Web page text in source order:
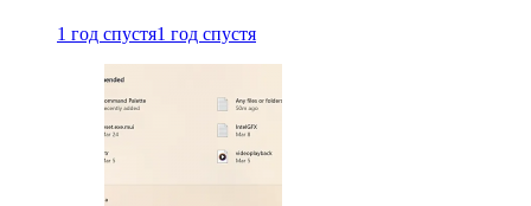
1 год спустя1 год спустя